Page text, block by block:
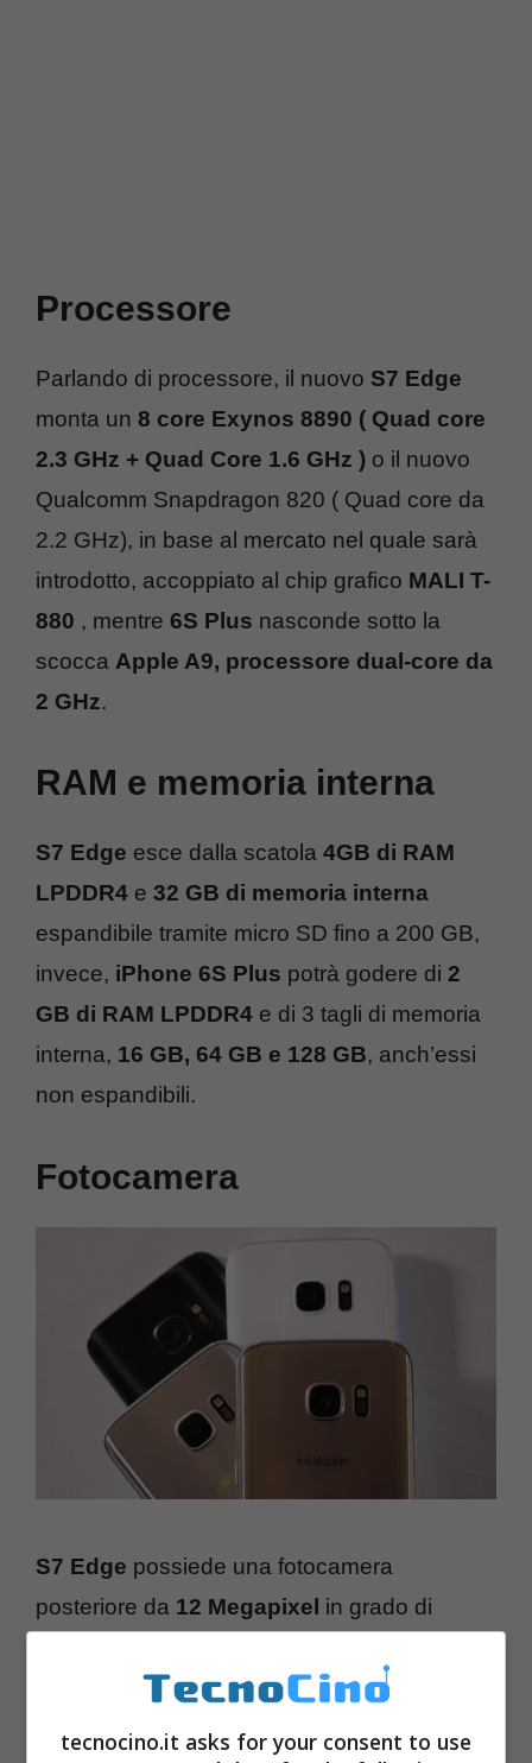
Processore
Parlando di processore, il nuovo S7 Edge
monta un 8 core Exynos 8890 ( Quad core
2.3 GHz + Quad Core 1.6 GHz ) o il nuovo
Qualcomm Snapdragon 820 ( Quad core da
2.2 GHz), in base al mercato nel quale sarà
introdotto, accoppiato al chip grafico MALI T-
880 , mentre 6S Plus nasconde sotto la
scocca Apple A9, processore dual-core da
2 GHz.
RAM e memoria interna
S7 Edge esce dalla scatola 4GB di RAM
LPDDR4 e 32 GB di memoria interna
espandibile tramite micro SD fino a 200 GB,
invece, iPhone 6S Plus potrà godere di 2
GB di RAM LPDDR4 e di 3 tagli di memoria
interna, 16 GB, 64 GB e 128 GB, anch’essi
non espandibili.
Fotocamera
S7 Edge possiede una fotocamera
posteriore da 12 Megapixel in grado di
camera frontale da5 Megapixelche riesce a
riprendere video fino in
tecnocino.it asks for your consent to use